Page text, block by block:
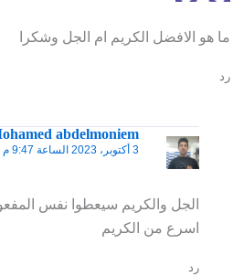
ما هو الافضل الكريم ام الجل وشكرا
رد
abdelmoniem
3 أكتوبر، 2023 الساعة 9:47 م
الجل والكريم سيعطوا نفس
اسرع من الكريم
رد